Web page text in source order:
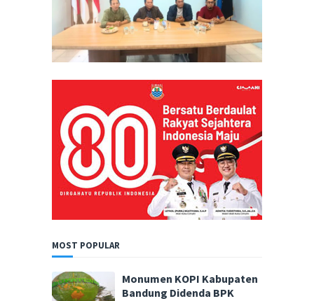
MOST POPULAR
Monumen KOPI Kabupaten
Bandung Didenda BPK